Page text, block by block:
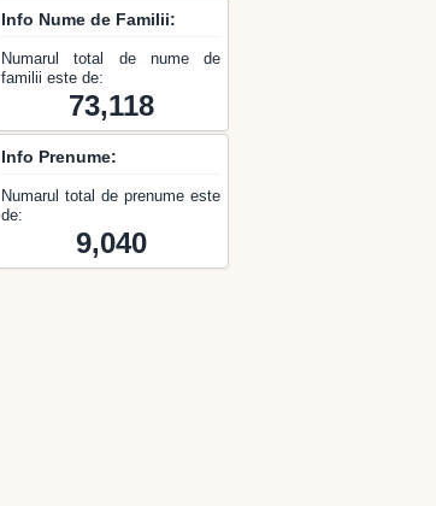
Info Nume de Familii:
Numarul total de nume de
familii este de:
73,118
Info Prenume:
Numarul total de prenume este
de:
9,040